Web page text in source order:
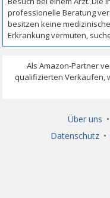
Über uns •
Datenschutz •